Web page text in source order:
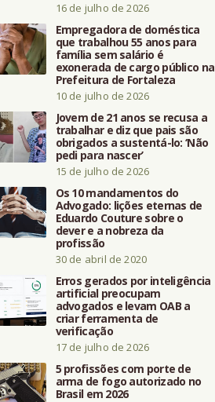
16 de julho de 2026
Empregadora de doméstica
que trabalhou 55 anos para
família sem salário é
exonerada de cargo público na
Prefeitura de Fortaleza
10 de julho de 2026
Jovem de 21 anos se recusa a
trabalhar e diz que pais são
obrigados a sustentá-lo: ‘Não
pedi para nascer’
15 de julho de 2026
Os 10 mandamentos do
Advogado: lições eternas de
Eduardo Couture sobre o
dever e a nobreza da
profissão
30 de abril de 2020
Erros gerados por inteligência
artificial preocupam
advogados e levam OAB a
criar ferramenta de
verificação
17 de julho de 2026
5 profissões com porte de
arma de fogo autorizado no
Brasil em 2026